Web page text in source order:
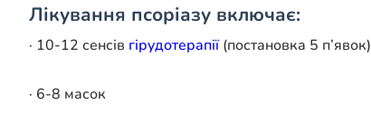
Лікування псоріазу включає:
· 10-12 сенсів гірудотерапії(постановка 5 п’явок)
· 6-8 масок